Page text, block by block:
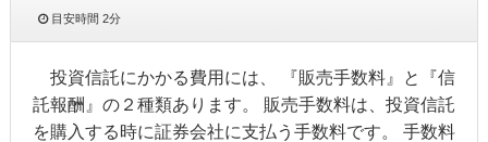
目安時間2分
投資信託にかかる費用には、 『販売手数料』と『信
託報酬』の２種類あります。 販売手数料は、投資信託
を購入する時に証券会社に支払う手数料です。 手数料